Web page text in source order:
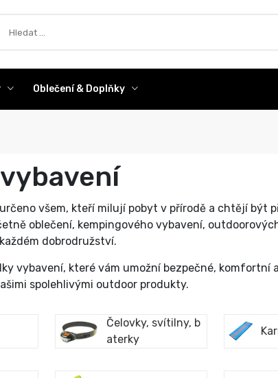
Oblečení & Doplňky
všem, kteří milují pobyt v přírodě a chtějí být
oblečení, kempingového vybavení,
dobrodružství.
vybavení, které vám umožní bezpečné,
spolehlivými outdoor produkty.
Čelovky, svítilny, b
aterky